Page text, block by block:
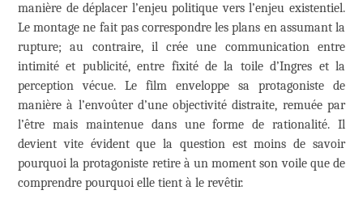
manière de déplacer l’enjeu politique vers l’enjeu existentiel.
Le montage ne fait pas correspondre les plans en assumant la
rupture; au contraire, il crée une communication entre
intimité et publicité, entre fixité de la toile d’Ingres et la
perception vécue. Le film enveloppe sa protagoniste de
manière à l’envoûter d’une objectivité distraite, remuée par
l’être mais maintenue dans une forme de rationalité. Il
devient vite évident que la question est moins de savoir
pourquoi la protagoniste retire à un moment son voile que de
comprendre pourquoi elle tient à le revêtir.